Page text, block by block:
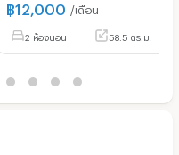
฿12,000 /เดือน
2 ห้องนอน 58.5 ตร.ม.